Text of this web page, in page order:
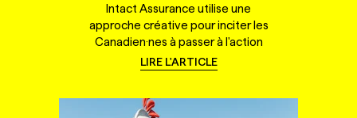
Intact Assurance utilise une
approche créative pour inciter les
Canadien·nes à passer à l'action
LIRE L'ARTICLE